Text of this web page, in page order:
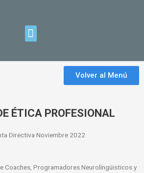
Menu
Volver al Menú
ÉTICA PROFESIONAL
Directiva Noviembre 2022
Coaches, Programadores Neurolíngüisticos y